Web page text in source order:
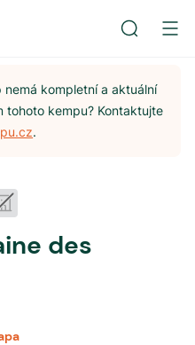
nemá kompletní a aktuální
tohoto kempu? Kontaktujte
.
des